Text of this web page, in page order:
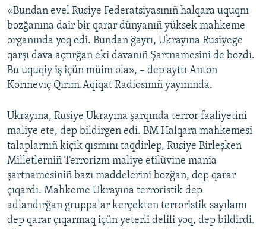
«Bundan evel Rusiye Federatsiyasınıñ halqara uquqnı
bozğanına dair bir qarar dünyanıñ yüksek mahkeme
organında yoq edi. Bundan ğayrı, Ukrayına Rusiyege
qarşı dava açtırğan eki davanıñ Şartnamesini de bozdı.
Bu uquqiy iş içün müim ola», – dep ayttı Anton
Korınevıç Qırım.Aqiqat Radiosınıñ yayınında.
Ukrayına, Rusiye Ukrayına şarqında terror faaliyetini
maliye ete, dep bildirgen edi. BM Halqara mahkemesi
talaplarnıñ kiçik qısmını taqdirlep, Rusiye Birleşken
Milletlerniñ Terrorizm maliye etilüvine mania
şartnamesiniñ bazı maddelerini bozğan, dep qarar
çıqardı. Mahkeme Ukrayına terroristik dep
adlandırğan gruppalar kerçekten terroristik sayılamı
dep qarar çıqarmaq içün yeterli delili yoq, dep bildirdi.